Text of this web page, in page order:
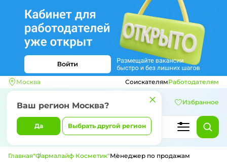
Москва
Ваш регион Москва?
Да Выбрать другой регион
СоискателямРаботодателям
Избранное
Главная"Фармалайф Косметик"Менеджер по продажам